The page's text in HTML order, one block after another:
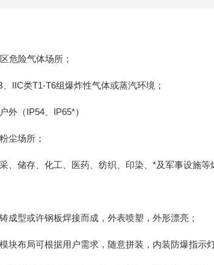
险气体场所；
类T1-T6组爆炸性气体或蒸汽环境；
（IP54、IP65*）
场所；
储存、化工、医药、纺织、印染、*及军事设施等
型或许钢板焊接而成，外表喷塑，外形漂亮；
布局可根据用户需求，随意拼装，内装防爆指示